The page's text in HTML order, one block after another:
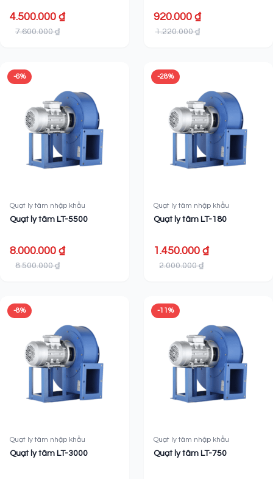
4.500.000 ₫
7.600.000 ₫
920.000 ₫
1.220.000 ₫
-6%
Quạt ly tâm nhập khẩu
Quạt ly tâm LT-5500
8.000.000 ₫
8.500.000 ₫
-28%
Quạt ly tâm nhập khẩu
Quạt ly tâm LT-180
1.450.000 ₫
2.000.000 ₫
-8%
Quạt ly tâm nhập khẩu
Quạt ly tâm LT-3000
-11%
Quạt ly tâm nhập khẩu
Quạt ly tâm LT-750